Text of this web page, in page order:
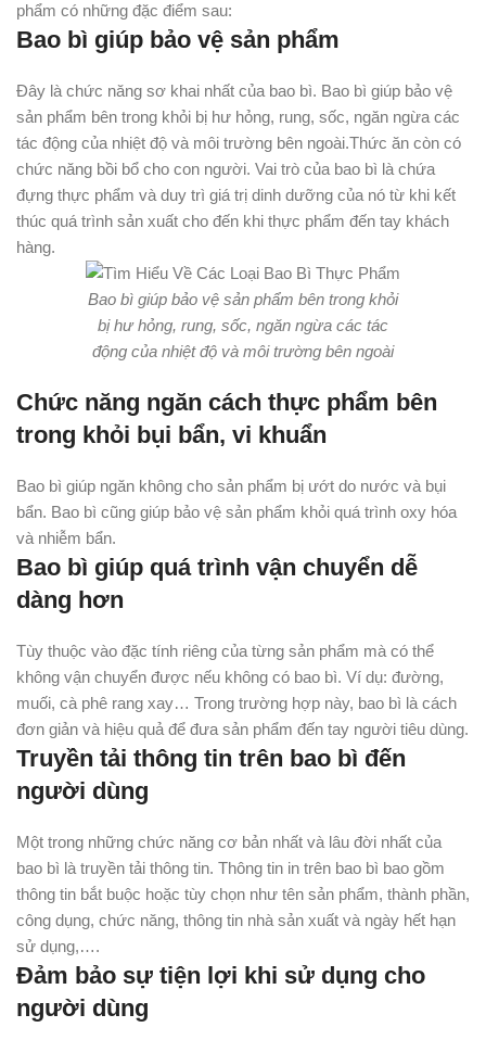
phẩm có những đặc điểm sau:
Bao bì giúp bảo vệ sản phẩm
Đây là chức năng sơ khai nhất của bao bì. Bao bì giúp bảo vệ
sản phẩm bên trong khỏi bị hư hỏng, rung, sốc, ngăn ngừa các
tác động của nhiệt độ và môi trường bên ngoài.Thức ăn còn có
chức năng bồi bổ cho con người. Vai trò của bao bì là chứa
đựng thực phẩm và duy trì giá trị dinh dưỡng của nó từ khi kết
thúc quá trình sản xuất cho đến khi thực phẩm đến tay khách
hàng.
Bao bì giúp bảo vệ sản phẩm bên trong khỏi
bị hư hỏng, rung, sốc, ngăn ngừa các tác
động của nhiệt độ và môi trường bên ngoài
Chức năng ngăn cách thực phẩm bên
trong khỏi bụi bẩn, vi khuẩn
Bao bì giúp ngăn không cho sản phẩm bị ướt do nước và bụi
bẩn. Bao bì cũng giúp bảo vệ sản phẩm khỏi quá trình oxy hóa
và nhiễm bẩn.
Bao bì giúp quá trình vận chuyển dễ
dàng hơn
Tùy thuộc vào đặc tính riêng của từng sản phẩm mà có thể
không vận chuyển được nếu không có bao bì. Ví dụ: đường,
muối, cà phê rang xay… Trong trường hợp này, bao bì là cách
đơn giản và hiệu quả để đưa sản phẩm đến tay người tiêu dùng.
Truyền tải thông tin trên bao bì đến
người dùng
Một trong những chức năng cơ bản nhất và lâu đời nhất của
bao bì là truyền tải thông tin. Thông tin in trên bao bì bao gồm
thông tin bắt buộc hoặc tùy chọn như tên sản phẩm, thành phần,
công dụng, chức năng, thông tin nhà sản xuất và ngày hết hạn
sử dụng,….
Đảm bảo sự tiện lợi khi sử dụng cho
người dùng